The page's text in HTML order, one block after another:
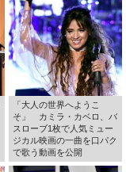
「大人の世界へようこ
そ」 カミラ・カベロ、バ
スローブ1枚で人気ミュー
ジカル映画の一曲を口パク
で歌う動画を公開